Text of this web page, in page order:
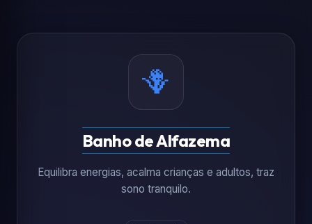
🪻
Banho de Alfazema
Equilibra energias, acalma crianças e adultos, traz
sono tranquilo.